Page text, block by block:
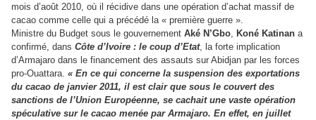
mois d’août 2010, où il récidive dans une opération d’achat massif de
cacao comme celle qui a précédé la « première guerre ».
Ministre du Budget sous le gouvernement Aké N’Gbo, Koné Katinan a
confirmé, dans Côte d’Ivoire : le coup d’Etat, la forte implication
d’Armajaro dans le financement des assauts sur Abidjan par les forces
pro-Ouattara. « En ce qui concerne la suspension des exportations
du cacao de janvier 2011, il est clair que sous le couvert des
sanctions de l’Union Européenne, se cachait une vaste opération
spéculative sur le cacao menée par Armajaro. En effet, en juillet